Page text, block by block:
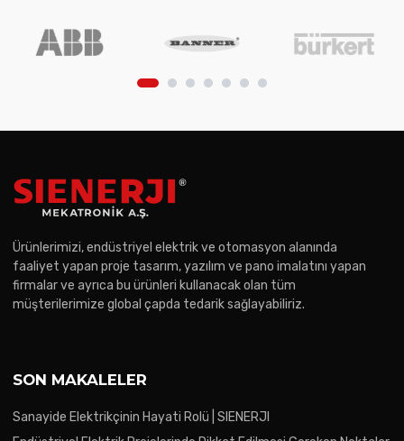
Ürünlerimizi, endüstriyel elektrik ve otomasyon alanında
faaliyet yapan proje tasarım, yazılım ve pano imalatını yapan
firmalar ve ayrıca bu ürünleri kullanacak olan tüm
müşterilerimize global çapda tedarik sağlayabiliriz.
SON MAKALELER
Sanayide Elektrikçinin Hayati Rolü | SIENERJI